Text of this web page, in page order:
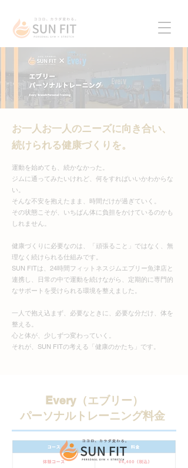
お一人お一人のニーズに向き合い、
続けられる健康づくりを。
運動を始めても、続かなかった。
ジムに通ってみたいけれど、何をすればいいかわからな
い。
そんな不安を抱えたまま、時間だけが過ぎていく。
その状態こそが、いちばん体に負担をかけているのかも
しれません。
健康づくりに必要なのは、「頑張ること」ではなく、無
理なく続けられる仕組みです。
SUN FITは、24時間フィットネスジムエブリー魚津店と
連携し、日常の中で運動を続けながら、定期的に専門的
なサポートを受けられる環境を整えました。
一人で抱え込まず、必要なときに、必要な分だけ、体を
整える。
心と体が、少しずつ変わっていく。
それが、SUN FITの考える「健康のかたち」です。
Every（エブリー）
パーソナルトレーニング料金